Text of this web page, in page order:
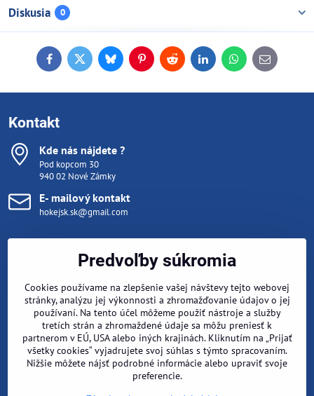
Diskusia 0
FacebookTwitterBlueskyPinterestReddit LinkedInWhatsApp
E-
mail
Kontakt
Kde nás nájdete ?
Pod kopcom 30
940 02 Nové Zámky
E- mailový kontakt
hokejsk.sk@gmail.com
Sme tu pre vás aj na telefóne
Pondelok- Piatok 10:00 - 15:00
Počas tréningu (mimo týchto hodín) nám napíšte email na
hokejsk.sk@gmail.com, ozveme sa hneď ako sa vrátime z ľadu .
Užitočné odkazy
Predvoľby súkromia
Cookies používame na zlepšenie vašej návštevy tejto webovej
stránky, analýzu jej výkonnosti a zhromažďovanie údajov o jej
používaní. Na tento účel môžeme použiť nástroje a služby
tretích strán a zhromaždené údaje sa môžu preniesť k
partnerom v EÚ, USA alebo iných krajinách. Kliknutím na „Prijať
všetky cookies“ vyjadrujete svoj súhlas s týmto spracovaním.
Nižšie môžete nájsť podrobné informácie alebo upraviť svoje
preferencie.